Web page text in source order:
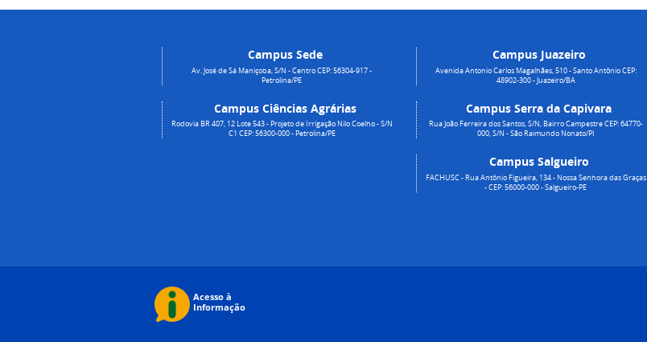
Campus Sede
Av. José de Sá Maniçoba, S/N - Centro CEP: 56304-917 -
Petrolina/PE
Campus Ciências Agrárias
Rodovia BR 407, 12 Lote 543 - Projeto de Irrigação Nilo Coelho - S/N
C1 CEP: 56300-000 - Petrolina/PE
Campus Juazeiro
Avenida Antonio Carlos Magalhães, 510 - Santo Antônio CEP:
48902-300 - Juazeiro/BA
Campus Serra da Capivara
Rua João Ferreira dos Santos, S/N, Bairro Campestre CEP: 64770-
000, S/N - São Raimundo Nonato/PI
Campus Salgueiro
FACHUSC - Rua Antônio Figueira, 134 - Nossa Senhora das Graças
- CEP: 56000-000 - Salgueiro-PE